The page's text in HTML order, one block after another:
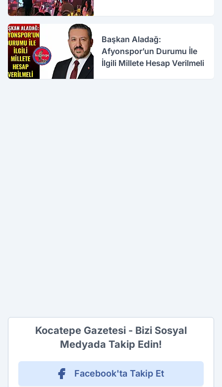
Başkan Aladağ:
Afyonspor’un Durumu İle
İlgili Millete Hesap Verilmeli
Kocatepe Gazetesi - Bizi Sosyal
Medyada Takip Edin!
Facebook'ta Takip Et